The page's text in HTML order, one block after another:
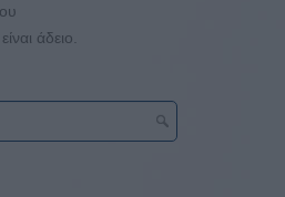
άδειο.